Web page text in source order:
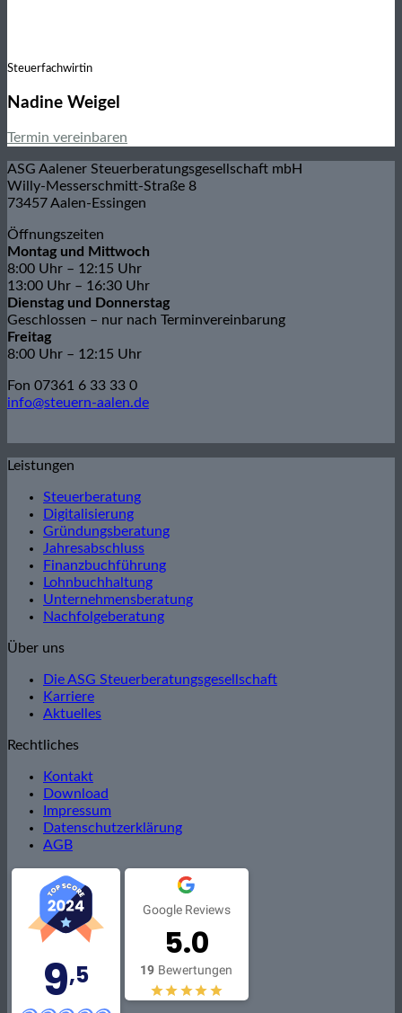
Steuerfachwirtin
Nadine Weigel
Termin vereinbaren
ASG Aalener Steuerberatungsgesellschaft mbH
Willy-Messerschmitt-Straße 8
73457 Aalen-Essingen
Öffnungszeiten
Montag und Mittwoch
8:00 Uhr – 12:15 Uhr
13:00 Uhr – 16:30 Uhr
Dienstag und Donnerstag
Geschlossen – nur nach Terminvereinbarung
Freitag
8:00 Uhr – 12:15 Uhr
Fon 07361 6 33 33 0
info@steuern-aalen.de
Leistungen
Steuerberatung
Digitalisierung
Gründungsberatung
Jahresabschluss
Finanzbuchführung
Lohnbuchhaltung
Unternehmensberatung
Nachfolgeberatung
Über uns
Die ASG Steuerberatungsgesellschaft
Karriere
Aktuelles
Rechtliches
Kontakt
Download
Impressum
Datenschutzerklärung
AGB
9,5
Google Reviews
5.0
19 Bewertungen